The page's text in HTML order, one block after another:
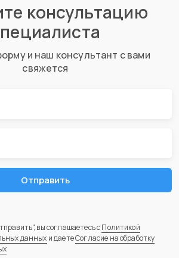
консультацию
и наш консультант с вами
свяжется
Отправить
вы соглашаетесь сПолитикой
данных и даетеСогласие на обработку